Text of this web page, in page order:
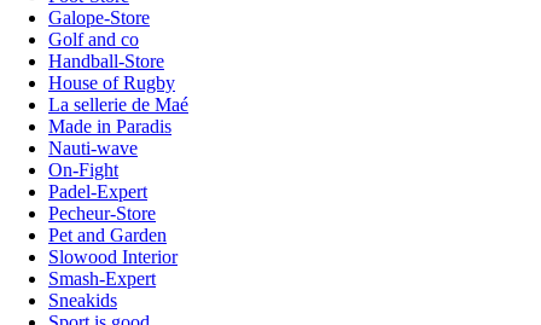
Galope-Store
Golf and co
Handball-Store
House of Rugby
La sellerie de Maé
Made in Paradis
Nauti-wave
On-Fight
Padel-Expert
Pecheur-Store
Pet and Garden
Slowood Interior
Smash-Expert
Sneakids